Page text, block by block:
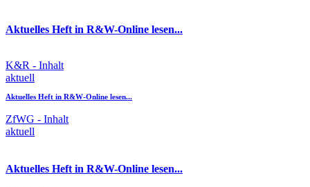
Aktuelles Heft in R&W-Online lesen...
K&R - Inhalt
aktuell
Aktuelles Heft in R&W-Online lesen...
ZfWG - Inhalt
aktuell
Aktuelles Heft in R&W-Online lesen...